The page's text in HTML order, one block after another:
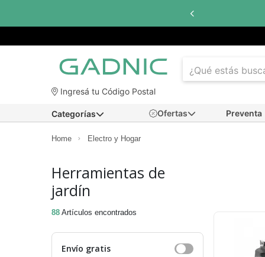
Ingresá tu Código Postal
Ofertas Preventa
Categorías
Home Electro y Hogar
Herramientas de
jardín
88 Artículos encontrados
Envío gratis